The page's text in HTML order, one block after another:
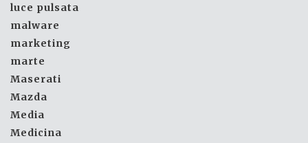
luce pulsata
malware
marketing
marte
Maserati
Mazda
Media
Medicina